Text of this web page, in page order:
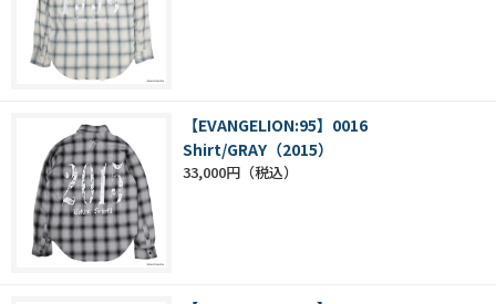
【EVANGELION:95】0016
Shirt/GRAY（2015）
33,000円